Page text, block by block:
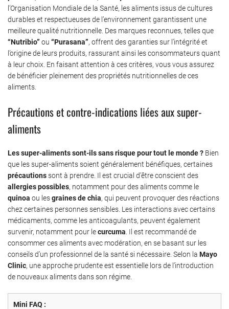
l’Organisation Mondiale de la Santé, les aliments issus de cultures
durables et respectueuses de l’environnement garantissent une
meilleure qualité nutritionnelle. Des marques reconnues, telles que
“Nutribio” ou “Purasana”, offrent des garanties sur l’intégrité et
l’origine de leurs produits, rassurant ainsi les consommateurs quant
à leur choix. En faisant attention à ces critères, vous vous assurez
de bénéficier pleinement des propriétés nutritionnelles de ces
aliments.
Précautions et contre-indications liées aux super-
aliments
Les super-aliments sont-ils sans risque pour tout le monde ? Bien
que les super-aliments soient généralement bénéfiques, certaines
précautionssont à prendre. Il est crucial d’être conscient des
allergies possibles, notamment pour des aliments comme le
quinoa ou lesgraines de chia, qui peuvent provoquer des réactions
chez certaines personnes sensibles. Les interactions avec certains
médicaments, comme les anticoagulants, peuvent également
survenir, notamment pour lecurcuma . Il est recommandé de
consommer ces aliments avec modération, en se basant sur les
conseils d’un professionnel de la santé si nécessaire. Selon la Mayo
Clinic, une approche prudente est essentielle lors de l’introduction
de nouveaux aliments dans son régime.
Mini FAQ :